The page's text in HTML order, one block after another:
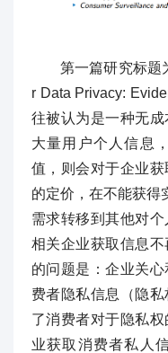
第一篇研究标题
r Data Privacy:
往被认为是一种无
大量用户个人信息
值，则会对于企业
的定价，在不能获得
需求转移到其他对个
相关企业获取信息
的问题是：企业关
费者隐私信息（隐
了消费者对于隐私
业获取消费者私人